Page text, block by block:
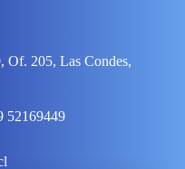
Of. 205, Las Condes,
52169449